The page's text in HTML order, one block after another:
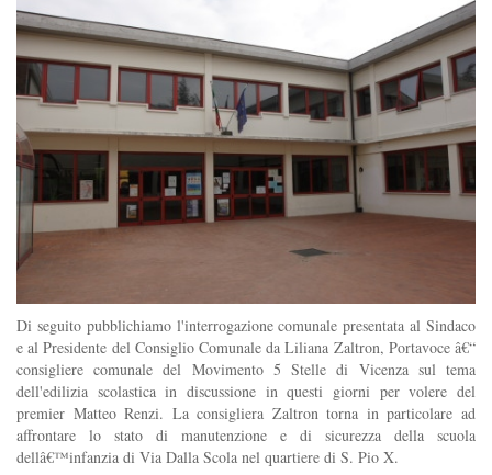
Di seguito pubblichiamo l'interrogazione comunale presentata al Sindaco
e al Presidente del Consiglio Comunale da Liliana Zaltron, Portavoce â€“
consigliere comunale del Movimento 5 Stelle di Vicenza sul tema
dell'edilizia scolastica in discussione in questi giorni per volere del
premier Matteo Renzi. La consigliera Zaltron torna in particolare ad
affrontare lo stato di manutenzione e di sicurezza della scuola
dellâ€™infanzia di Via Dalla Scola nel quartiere di S. Pio X.